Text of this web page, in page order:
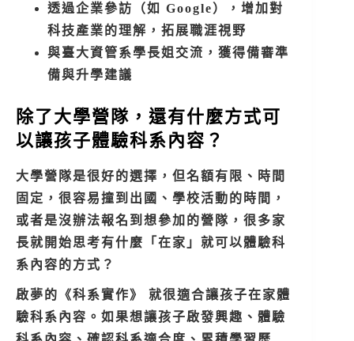
透過企業參訪（如 Google），增加對
科技產業的理解，拓展職涯視野
與臺大資管系學長姐交流，獲得備審準
備與升學建議
除了大學營隊，還有什麼方式可
以讓孩子體驗科系內容？
大學營隊是很好的選擇，但名額有限、時間
固定，很容易撞到出國、學校活動的時間，
或者是沒辦法報名到想參加的營隊，很多家
長就開始思考有什麼「在家」就可以體驗科
系內容的方式？
啟夢的《科系實作》 就很適合讓孩子在家體
驗科系內容。如果想讓孩子啟發興趣、體驗